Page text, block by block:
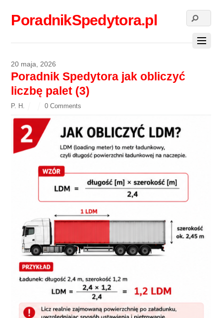
PoradnikSpedytora.pl
20 maja, 2026
Poradnik Spedytora jak obliczyć
liczbę palet (3)
P. H. 0 Comments